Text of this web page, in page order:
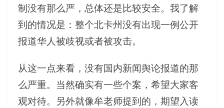
制没有那么严，总体还是比较安全。我了解
到的情况是：整个北卡州没有出现一例公开
报道华人被歧视或者被攻击。
从这一点来看，没有国内新闻舆论报道的那
么严重。当然确实有一些个案，希望大家客
观对待。另外就像牟老师提到的，期望入读